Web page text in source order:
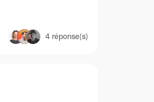
4 réponse(s)